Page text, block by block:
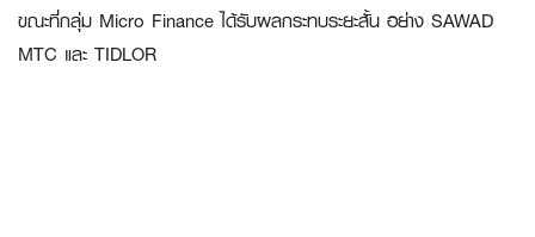
ขณะที่กลุ่ม Micro Finance ได้รับผลกระทบระยะสั้น อย่าง SAWAD
MTC และ TIDLOR